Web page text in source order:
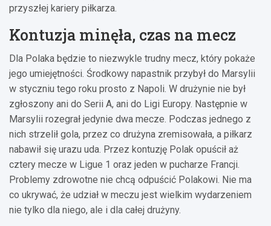
przyszłej kariery piłkarza.
Kontuzja minęła, czas na mecz
Dla Polaka będzie to niezwykle trudny mecz, który pokaże
jego umiejętności. Środkowy napastnik przybył do Marsylii
w styczniu tego roku prosto z Napoli. W drużynie nie był
zgłoszony ani do Serii A, ani do Ligi Europy. Następnie w
Marsylii rozegrał jedynie dwa mecze. Podczas jednego z
nich strzelił gola, przez co drużyna zremisowała, a piłkarz
nabawił się urazu uda. Przez kontuzję Polak opuścił aż
cztery mecze w Ligue 1 oraz jeden w pucharze Francji.
Problemy zdrowotne nie chcą odpuścić Polakowi. Nie ma
co ukrywać, że udział w meczu jest wielkim wydarzeniem
nie tylko dla niego, ale i dla całej drużyny.